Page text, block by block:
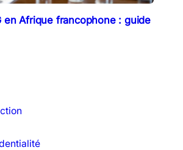
en Afrique francophone : guide